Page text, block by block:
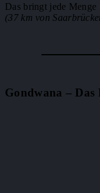
Das bringt jede
(37 km von
Gondwana –